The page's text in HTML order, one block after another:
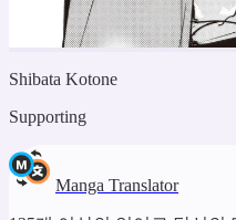
Shibata Kotone
Supporting
Manga Translator